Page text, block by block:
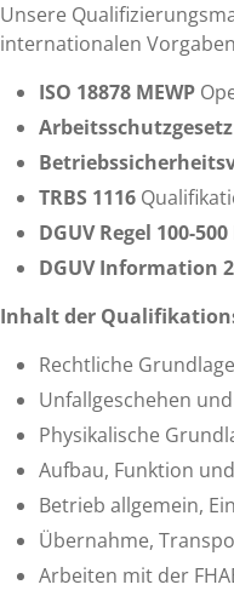
Unsere
internationalen
ISO 18878 MEWP
Arbeitsschutzgesetz
TRBS 1116
DGUV Regel 100-
DGUV Information
Inhalt der
Rechtliche
Unfallgeschehen
Physikalische
Aufbau, Funktion
Betrieb allgemein,
Übernahme,
Arbeiten mit der